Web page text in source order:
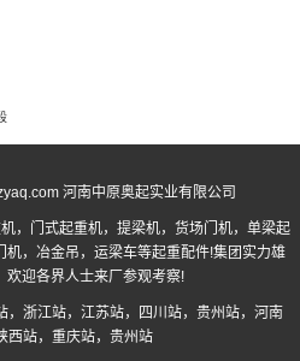
河南中原奥起实业有限公司
， 门式起重机，提梁机，货场门机，单梁起
，冶金吊，运梁车等起重配件!集团实力雄
欢迎各界人士来厂参观考察!
， 浙江站， 江苏站， 四川站， 贵州站， 河南
西站， 重庆站， 贵州站